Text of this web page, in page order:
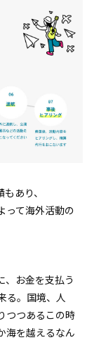
あり、
って海外活動の
、お金を支払う
る。国境、人
つつあるこの時
海を越えるなん